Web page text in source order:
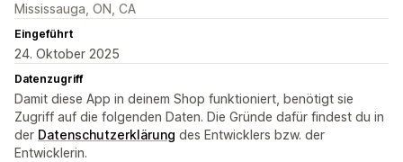
Mississauga, ON, CA
Eingeführt
24. Oktober 2025
Datenzugriff
Damit diese App in deinem Shop funktioniert, benötigt sie
Zugriff auf die folgenden Daten. Die Gründe dafür findest du in
der Datenschutzerklärung des Entwicklers bzw. der
Entwicklerin.